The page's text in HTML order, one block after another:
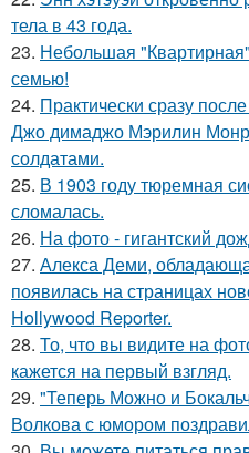
тела в 43 года.
23. Небольшая
семью!
24. Практически сразу
Джо димаджо Мэрилин
солдатами.
25. В 1903 году тюремная
сломалась.
26. На фото - гигантский
27. Алекса Деми,
появилась на страницах
Hollywood Reporter.
28. То, что вы видите на
кажется на первый взгляд.
29. "Теперь Можно и
Волкова с юмором